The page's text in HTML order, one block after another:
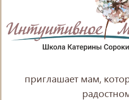
приглашает мам,